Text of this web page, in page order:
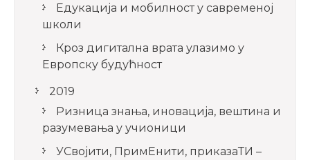
Едукација и мобилност у савременој
школи
Кроз дигитална врата улазимо у
Европску будућност
2019
Ризница знања, иновација, вештина и
разумевања у учионици
УСвојити, ПримЕнити, приказаТИ –